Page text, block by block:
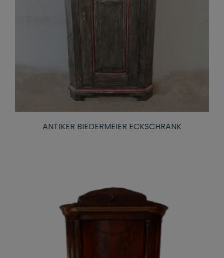
ANTIKER BIEDERMEIER ECKSCHRANK